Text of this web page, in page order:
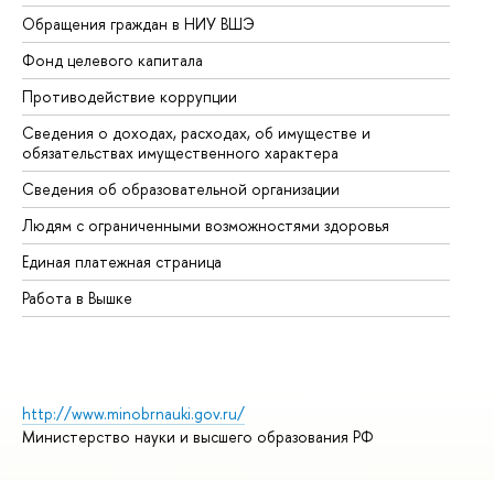
Обращения граждан в НИУ ВШЭ
Фонд целевого капитала
Противодействие коррупции
Сведения о доходах, расходах, об имуществе и
обязательствах имущественного характера
Сведения об образовательной организации
Людям с ограниченными возможностями здоровья
Единая платежная страница
Работа в Вышке
http://www.minobrnauki.gov.ru/
Министерство науки и высшего образования РФ